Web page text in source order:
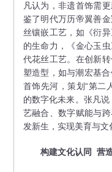
凡认为，非遗首饰需
鉴了明代万历帝翼善
丝镶嵌工艺，如《衍
的生命力，《金心玉
代花丝工艺。在创新
塑造型，如与潮宏基
首饰先河，策划“第
的数字化未来。张凡
艺融合、数字赋能与
发新生，实现美育与文
构建文化认同 营